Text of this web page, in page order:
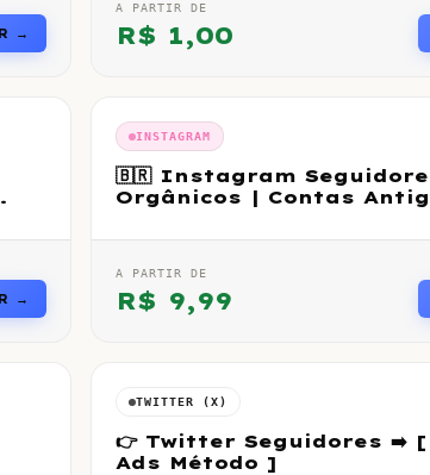
→
A PARTIR DE
R$ 1,00
→
INSTAGRAM
🇧🇷 Instagram
Orgânicos | Contas
A PARTIR DE
R$ 9,99
TWITTER (X)
👉 Twitter Seguidores ➡️ [
Ads Método ]